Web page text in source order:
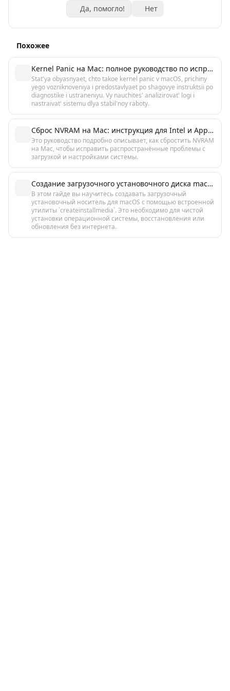
Да, помогло! Нет
Похожее
Kernel Panic на Mac: полное руководство по исправлению
Stat'ya obyasnyaet, chto takoe kernel panic v macOS, prichiny
yego vozniknoveniya i predostavlyaet po shagovye instruktsii po
diagnostike i ustraneniyu. Vy nauchites' analizirovat' logi i
nastraivat' sistemu dlya stabil'noy raboty.
Сброс NVRAM на Mac: инструкция для Intel и Apple Silicon
Это руководство подробно описывает, как сбростить NVRAM
на Mac, чтобы исправить распространённые проблемы с
загрузкой и настройками системы.
Создание загрузочного установочного диска macOS: пошаговая инструкция
В этом гайде вы научитесь создавать загрузочный
установочный носитель для macOS с помощью встроенной
утилиты `createinstallmedia`. Это необходимо для чистой
установки операционной системы, восстановления или
обновления без интернета.